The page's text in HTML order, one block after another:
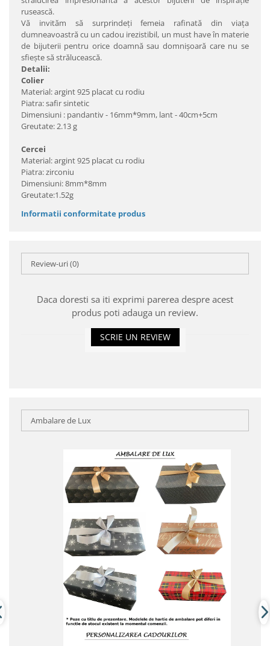
rusească.
Vă invităm să surprindeţi femeia rafinată din viaţa
dumneavoastră cu un cadou irezistibil, un must have în materie
de bijuterii pentru orice doamnă sau domnişoară care nu se
sfieşte să strălucească.
Detalii:
Colier
Material: argint 925 placat cu rodiu
Piatra: safir sintetic
Dimensiuni : pandantiv - 16mm*9mm, lant - 40cm+5cm
Greutate: 2.13 g
Cercei
Material: argint 925 placat cu rodiu
Piatra: zirconiu
Dimensiuni: 8mm*8mm
Greutate:1.52g
Informatii conformitate produs
Review-uri(0)
Daca doresti sa iti exprimi parerea despre acest
produs poti adauga un review.
SCRIE UN REVIEW
Ambalare de Lux